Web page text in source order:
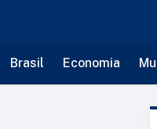
Brasil Economia